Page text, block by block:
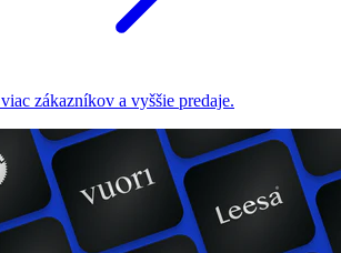
zákazníkov a vyššie predaje.